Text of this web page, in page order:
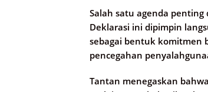
Salah satu agenda penting
Deklarasi ini dipimpin
sebagai bentuk komitmen
pencegahan
Tantan menegaskan